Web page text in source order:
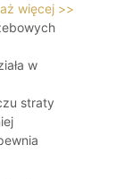
więcej >>
w
straty